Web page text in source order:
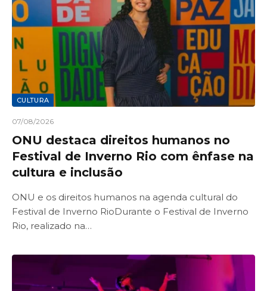
CULTURA
07/08/2026
ONU destaca direitos humanos no
Festival de Inverno Rio com ênfase na
cultura e inclusão
ONU e os direitos humanos na agenda cultural do
Festival de Inverno RioDurante o Festival de Inverno
Rio, realizado na…